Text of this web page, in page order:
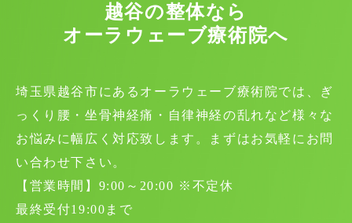
越谷の整体なら
オーラウェーブ療術院へ
埼玉県越谷市にあるオーラウェーブ療術院では、ぎ
っくり腰・坐骨神経痛・自律神経の乱れなど様々な
お悩みに幅広く対応致します。まずはお気軽にお問
い合わせ下さい。
【営業時間】9:00～20:00 ※不定休
最終受付19:00まで